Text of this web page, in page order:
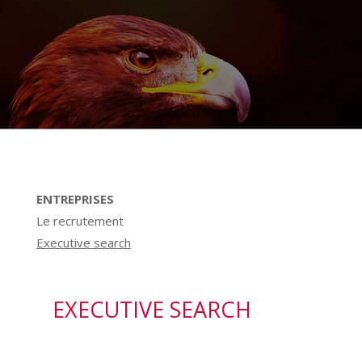
ENTREPRISES
Le recrutement
Executive search
EXECUTIVE SEARCH